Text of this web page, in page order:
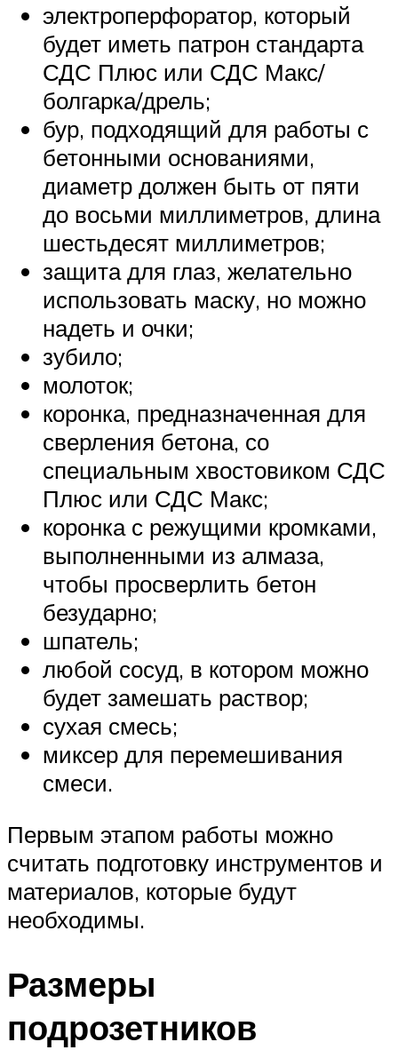
электроперфоратор, который
будет иметь патрон стандарта
СДС Плюс или СДС Макс/
болгарка/дрель;
бур, подходящий для работы с
бетонными основаниями,
диаметр должен быть от пяти
до восьми миллиметров, длина
шестьдесят миллиметров;
защита для глаз, желательно
использовать маску, но можно
надеть и очки;
зубило;
молоток;
коронка, предназначенная для
сверления бетона, со
специальным хвостовиком СДС
Плюс или СДС Макс;
коронка с режущими кромками,
выполненными из алмаза,
чтобы просверлить бетон
безударно;
шпатель;
любой сосуд, в котором можно
будет замешать раствор;
сухая смесь;
миксер для перемешивания
смеси.
Первым этапом работы можно
считать подготовку инструментов и
материалов, которые будут
необходимы.
Размеры
подрозетников